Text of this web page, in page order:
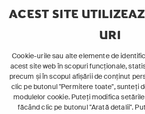
ACEST SITE
URI
Cookie-urile sau alte elemente de
acest site web în scopuri funcționale,
precum și în scopul afișării de conținut
clic pe butonul "Permitere toate", sunteți
modulelor cookie. Puteți modifica
făcând clic pe butonul "Arată detalii".
ABONEAZĂ-TE ACUM
Cerințe de sistem